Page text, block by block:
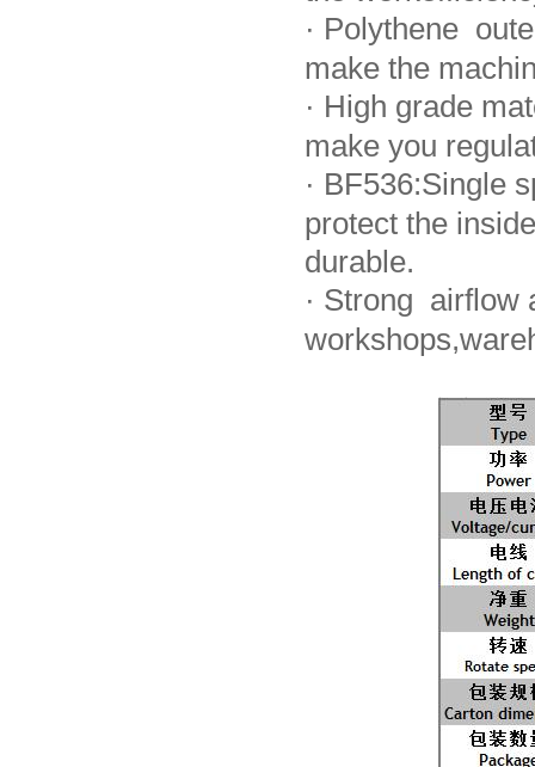
· Polythene
make the
· High grade
make you
· BF536:Single
protect the
durable.
· Strong airflow